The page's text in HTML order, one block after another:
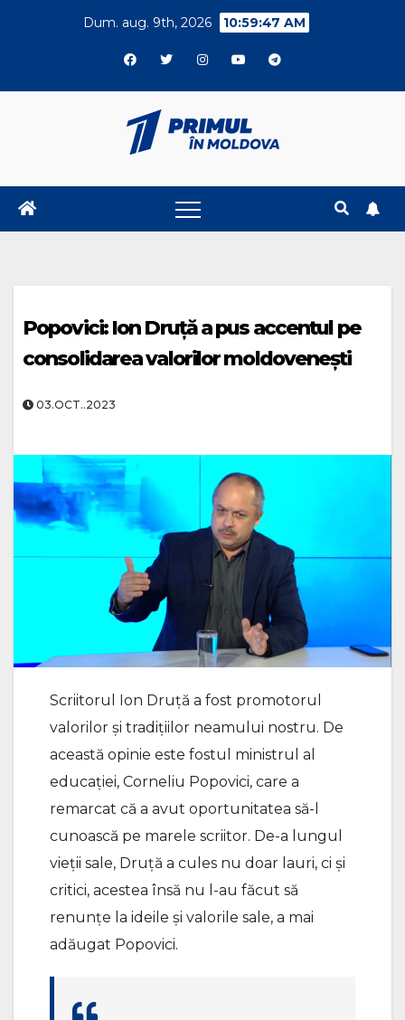
Dum. aug. 9th, 2026 10:59:47 AM
Popovici: Ion Druță a pus accentul pe
consolidarea valorilor moldovenești
03.OCT..2023
Scriitorul Ion Druță a fost promotorul
valorilor și tradițiilor neamului nostru. De
această opinie este fostul ministrul al
educației, Corneliu Popovici, care a
remarcat că a avut oportunitatea să-l
cunoască pe marele scriitor. De-a lungul
vieții sale, Druță a cules nu doar lauri, ci și
critici, acestea însă nu l-au făcut să
renunțe la ideile și valorile sale, a mai
adăugat Popovici.